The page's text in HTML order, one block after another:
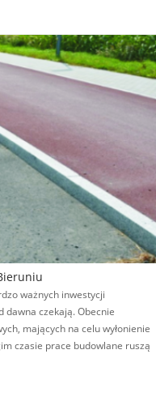
ważnych inwestycji
dawna czekają. Obecnie
mających na celu wyłonienie
czasie prace budowlane ruszą